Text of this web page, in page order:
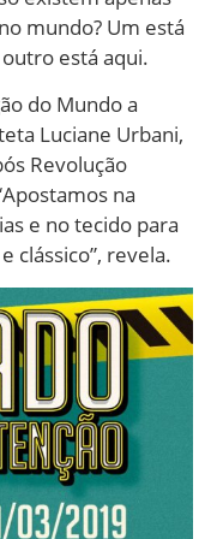
mundo? Um está
está aqui.
do Mundo a
Luciane Urbani,
Revolução
na
e no tecido para
clássico”, revela.